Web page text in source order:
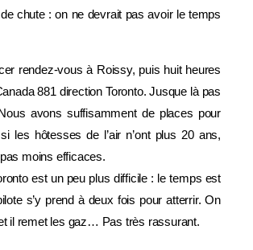
chute : on ne devrait pas avoir le temps
rendez-vous à Roissy, puis huit heures
881 direction Toronto. Jusque là pas
avons suffisamment de places pour
les hôtesses de l’air n’ont plus 20 ans,
moins efficaces.
est un peu plus difficile : le temps est
s’y prend à deux fois pour atterrir. On
il remet les gaz… Pas très rassurant.